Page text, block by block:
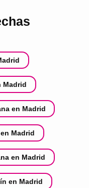
Madrid
en Madrid
Madrid
en Madrid
en Madrid